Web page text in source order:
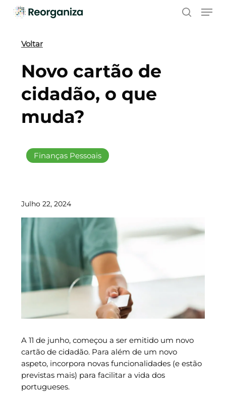
Skip
contentVoltar
Finanças Pessoais
Novo cartão de
cidadão, o que
muda?
Julho 22, 2024
A 11 de junho, começou a ser emitido um novo
cartão de cidadão. Para além de um novo
aspeto, incorpora novas funcionalidades (e estão
previstas mais) para facilitar a vida dos
portugueses.